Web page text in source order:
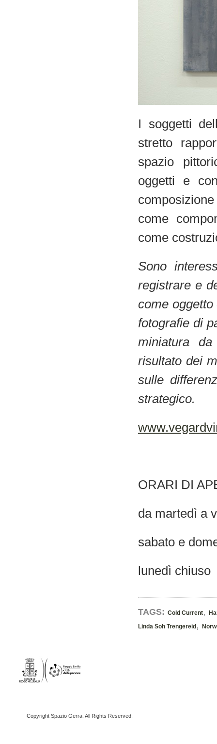
I soggetti
stretto
spazio
oggetti e
come
come
Sono
registrare e
come
fotografie di
miniatura
risultato dei
sulle
strategico.
ORARI DI
da martedì a
sabato e
lunedì chiuso
TAGS: Cold Current,
Linda Soh Trengereid ,
Copyright Spazio Gerra. All Rights Reserved.